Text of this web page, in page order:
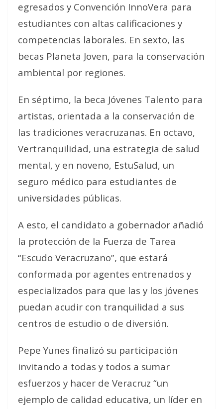
egresados y Convención InnoVera para
estudiantes con altas calificaciones y
competencias laborales. En sexto, las
becas Planeta Joven, para la conservación
ambiental por regiones.
En séptimo, la beca Jóvenes Talento para
artistas, orientada a la conservación de
las tradiciones veracruzanas. En octavo,
Vertranquilidad, una estrategia de salud
mental, y en noveno, EstuSalud, un
seguro médico para estudiantes de
universidades públicas.
A esto, el candidato a gobernador añadió
la protección de la Fuerza de Tarea
“Escudo Veracruzano”, que estará
conformada por agentes entrenados y
especializados para que las y los jóvenes
puedan acudir con tranquilidad a sus
centros de estudio o de diversión.
Pepe Yunes finalizó su participación
invitando a todas y todos a sumar
esfuerzos y hacer de Veracruz “un
ejemplo de calidad educativa, un líder en